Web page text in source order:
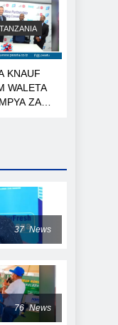
KNAUF
WALETA
ZA
37 News
76 News